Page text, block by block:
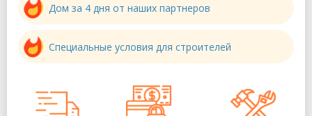
Дом за 4 дня от наших партнеров
Специальные условия для строителей